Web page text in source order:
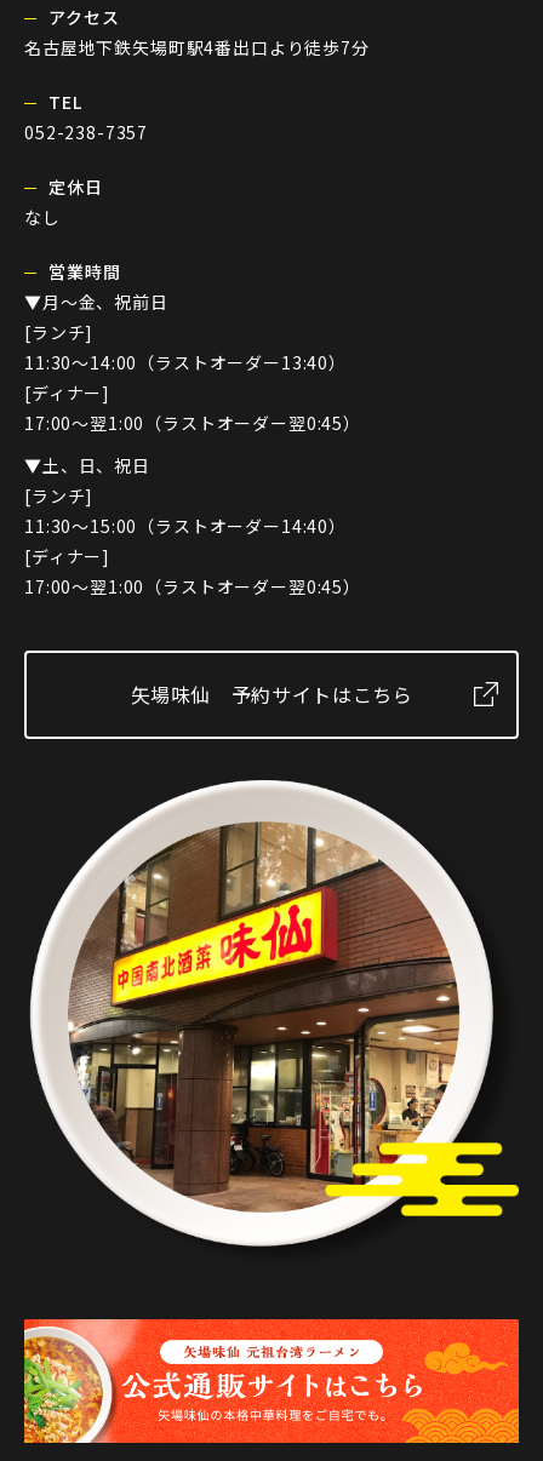
アクセス
名古屋地下鉄矢場町駅4番出口より徒歩7分
TEL
052-238-7357
定休日
なし
営業時間
▼月～金、祝前日
[ランチ]
11:30～14:00（ラストオーダー13:40）
[ディナー]
17:00～翌1:00（ラストオーダー翌0:45）
▼土、日、祝日
[ランチ]
11:30～15:00（ラストオーダー14:40）
[ディナー]
17:00～翌1:00（ラストオーダー翌0:45）
矢場味仙 予約サイトはこちら